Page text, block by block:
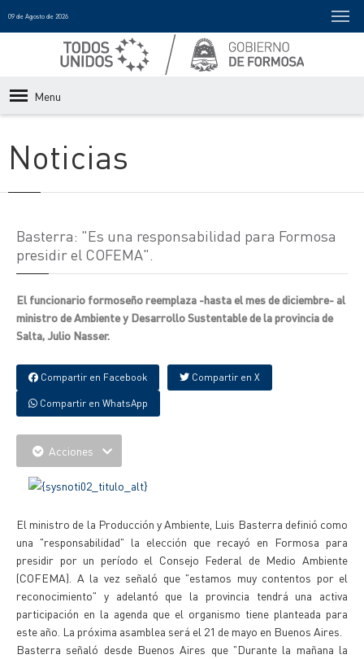
09 de Agosto de 2026
Menu
Noticias
Basterra: "Es una responsabilidad para Formosa
presidir el COFEMA".
El funcionario formoseño reemplaza -hasta el mes de diciembre- al
ministro de Ambiente y Desarrollo Sustentable de la provincia de
Salta, Julio Nasser.
Compartir en Facebook Compartir en X
Compartir en WhatsApp
Acciones
El ministro de la Producción y Ambiente, Luis Basterra definió como
una "responsabilidad" la elección que recayó en Formosa para
presidir por un período el Consejo Federal de Medio Ambiente
(COFEMA). A la vez señaló que "estamos muy contentos por el
reconocimiento" y adelantó que la provincia tendrá una activa
participación en la agenda que el organismo tiene planteada para
este año. La próxima asamblea será el 21 de mayo en Buenos Aires.
Basterra señaló desde Buenos Aires que "Durante la mañana la